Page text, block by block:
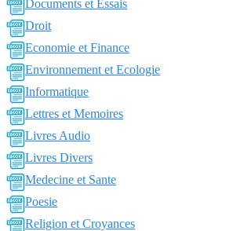
Documents et Essais
Droit
Economie et Finance
Environnement et Ecologie
Informatique
Lettres et Memoires
Livres Audio
Livres Divers
Medecine et Sante
Poesie
Religion et Croyances